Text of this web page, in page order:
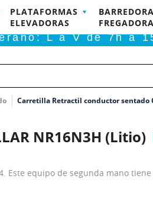
ONLINE
L a V de 7h a
PLATAFORMAS
ELEVADORAS
Carretilla Retractil conductor sentado
NR16N3H (Litio)
equipo de segunda mano